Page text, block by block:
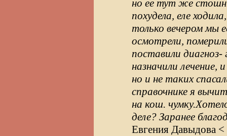
но ее тут же
похудела, еле
только вечером мы
осмотрели,
поставили диагноз-
назначили лечение,
но и не таких
справочнике я
на кош.
деле? Заранее
Евгения Давыдова <